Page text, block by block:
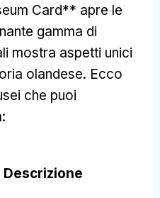
Card** apre le
gamma di
mostra aspetti unici
olandese. Ecco
che puoi
Descrizione